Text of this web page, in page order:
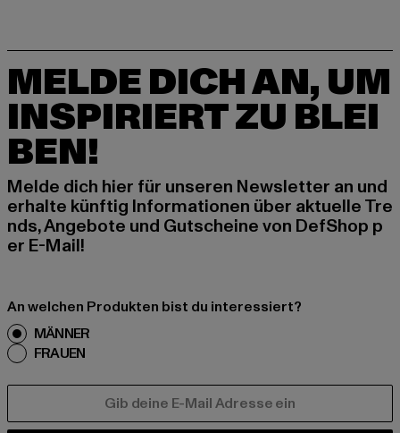
MELDE DICH AN, UM
INSPIRIERT ZU BLEI
BEN!
Melde dich hier für unseren Newsletter an und
erhalte künftig Informationen über aktuelle Tre
nds, Angebote und Gutscheine von DefShop p
er E-Mail!
An welchen Produkten bist du interessiert?
MÄNNER
FRAUEN